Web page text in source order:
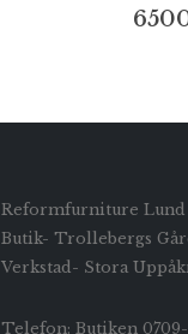
Reformfurniture Lund
Butik- Trollebergs
Verkstad- Stora
Telefon: Butiken 0709-